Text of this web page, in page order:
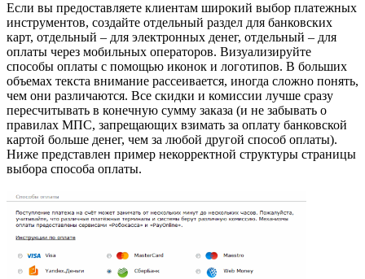
Если вы предоставляете клиентам широкий выбор платежных
инструментов, создайте отдельный раздел для банковских
карт, отдельный – для электронных денег, отдельный – для
оплаты через мобильных операторов. Визуализируйте
способы оплаты с помощью иконок и логотипов. В больших
объемах текста внимание рассеивается, иногда сложно понять,
чем они различаются. Все скидки и комиссии лучше сразу
пересчитывать в конечную сумму заказа (и не забывать о
правилах МПС, запрещающих взимать за оплату банковской
картой больше денег, чем за любой другой способ оплаты).
Ниже представлен пример некорректной структуры страницы
выбора способа оплаты.